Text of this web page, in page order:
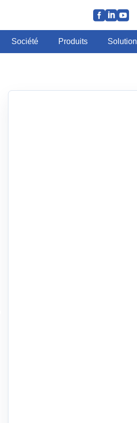
Société Produits Solution